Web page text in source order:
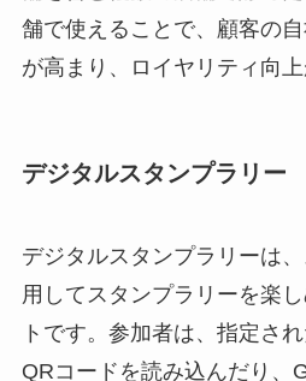
舗で使えることで、顧客の
が高まり、ロイヤリティ向上
デジタルスタンプラリー
デジタルスタンプラリーは
用してスタンプラリーを楽
トです。参加者は、指定さ
QRコードを読み込んだり、